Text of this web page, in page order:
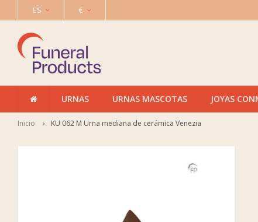
ES €
URNAS URNAS MASCOTAS JOYAS
Inicio KU 062 M Urna mediana de cerámica Venezia